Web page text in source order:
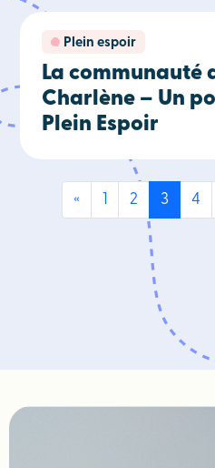
Plein espoir
La communauté
Charlène – Un
Plein Espoir
« 1 2 3 4